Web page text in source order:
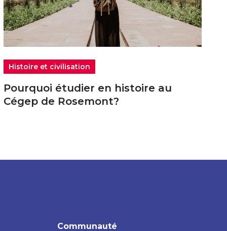
Histoire et civilisation
Pourquoi étudier en histoire au
Cégep de Rosemont?
Communauté